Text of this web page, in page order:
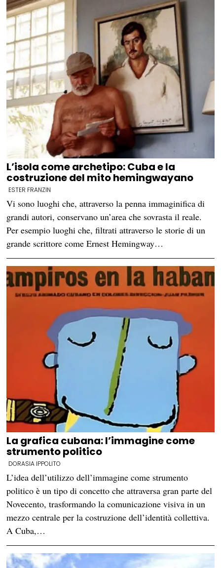
L’isola come archetipo: Cuba e la
costruzione del mito hemingwayano
ESTER FRANZIN
Vi sono luoghi che, attraverso la penna immaginifica di
grandi autori, conservano un’area che sovrasta il reale.
Per esempio luoghi che, filtrati attraverso le storie di un
grande scrittore come Ernest Hemingway…
La grafica cubana: l’immagine come
strumento politico
DORASIA IPPOLITO
L’idea dell’utilizzo dell’immagine come strumento
politico è un tipo di concetto che attraversa gran parte del
Novecento, trasformando la comunicazione visiva in un
mezzo centrale per la costruzione dell’identità collettiva.
A Cuba,…